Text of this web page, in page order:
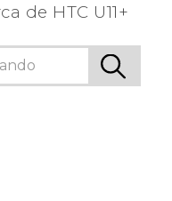
de HTC U11+